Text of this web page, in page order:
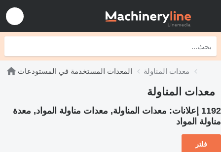
المعدات المستخدمة في المستودعات معدات المناولة
معدات المناولة
1192 إعلانات:
معدات المناولة, معدات مناولة المواد, معدة
مناولة المواد
فلتر